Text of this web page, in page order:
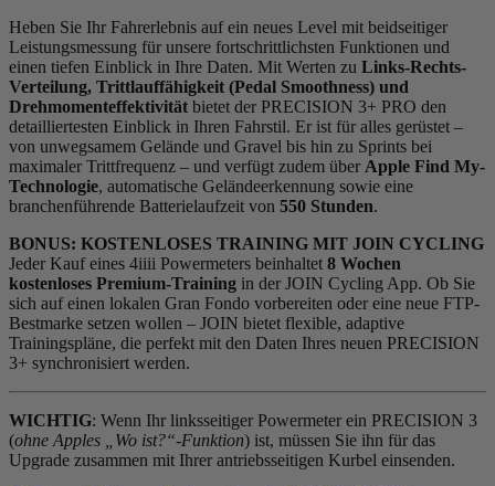
Heben Sie Ihr Fahrerlebnis auf ein neues Level mit beidseitiger
Leistungsmessung für unsere fortschrittlichsten Funktionen und
einen tiefen Einblick in Ihre Daten. Mit Werten zu Links-Rechts-
Verteilung, Trittlauffähigkeit (Pedal Smoothness) und
Drehmomenteffektivität bietet der PRECISION 3+ PRO den
detailliertesten Einblick in Ihren Fahrstil. Er ist für alles gerüstet –
von unwegsamem Gelände und Gravel bis hin zu Sprints bei
maximaler Trittfrequenz – und verfügt zudem über Apple Find My-
Technologie, automatische Geländeerkennung sowie eine
branchenführende Batterielaufzeit von 550 Stunden.
BONUS: KOSTENLOSES TRAINING MIT JOIN CYCLING
Jeder Kauf eines 4iiii Powermeters beinhaltet 8 Wochen
kostenloses Premium-Training in der JOIN Cycling App. Ob Sie
sich auf einen lokalen Gran Fondo vorbereiten oder eine neue FTP-
Bestmarke setzen wollen – JOIN bietet flexible, adaptive
Trainingspläne, die perfekt mit den Daten Ihres neuen PRECISION
3+ synchronisiert werden.
WICHTIG: Wenn Ihr linksseitiger Powermeter ein PRECISION 3
(ohne Apples „Wo ist?“-Funktion) ist, müssen Sie ihn für das
Upgrade zusammen mit Ihrer antriebsseitigen Kurbel einsenden.